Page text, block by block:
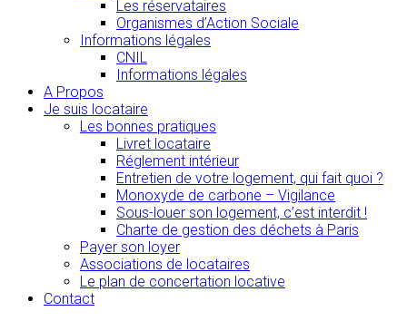
Les réservataires
Organismes d’Action Sociale
Informations légales
CNIL
Informations légales
A Propos
Je suis locataire
Les bonnes pratiques
Livret locataire
Réglement intérieur
Entretien de votre logement, qui fait quoi ?
Monoxyde de carbone – Vigilance
Sous-louer son logement, c’est interdit !
Charte de gestion des déchets à Paris
Payer son loyer
Associations de locataires
Le plan de concertation locative
Contact